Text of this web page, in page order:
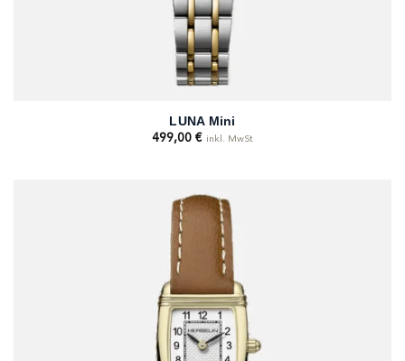
LUNA Mini
499,00 € inkl. MwSt